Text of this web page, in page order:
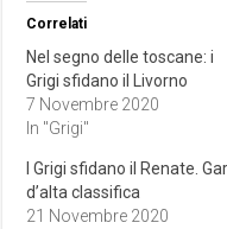
Correlati
Nel segno delle toscane: i
Grigi sfidano il Livorno
7 Novembre 2020
In "Grigi"
I Grigi sfidano il Renate.
d’alta classifica
21 Novembre 2020